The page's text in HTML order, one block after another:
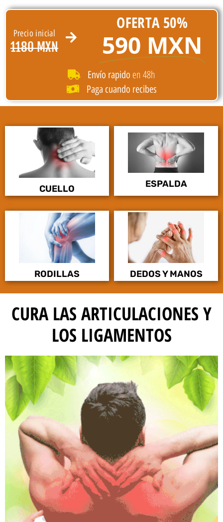
Precio inicial
1180 MXN
OFERTA 50%
590 MXN
Envío rapido en 48h
Paga cuando recibes
CUELLO ESPALDA
RODILLAS DEDOS Y MANOS
CURA LAS ARTICULACIONES Y
LOS LIGAMENTOS